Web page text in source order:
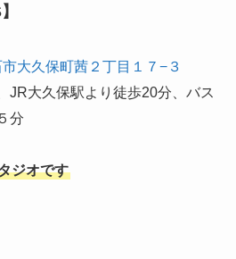
大久保町茜２丁目１７−３
JR大久保駅より徒歩20分、バス
分
ジオです